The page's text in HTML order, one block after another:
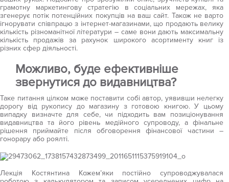
грамотну маркетингову стратегію в соціальних мережах, яка
згенерує потік потенційних покупців на ваш сайт. Також не варто
ігнорувати співпрацю з інтернет-магазинами, що продають велику
кількість різноманітної літератури – саме вони дають максимальну
кількість продажів за рахунок широкого асортименту книг із
різних сфер діяльності.
Можливо, буде ефективніше
звернутися до видавництва?
Таке питання цілком може поставити собі автор, уявивши нелегку
дорогу від рукопису до магазину з готовою книгою. У цьому
випадку визначте для себе, чи підходить вам позиціонування
видавництва та його рівень медійного супроводу, а фінальне
рішення приймайте після обговорення фінансової частини –
гонорару або роялті.
Лекція Костянтина Кожем’яки постійно супроводжувалася